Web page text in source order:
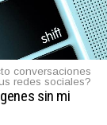
conversaciones
redes sociales?
sin mi